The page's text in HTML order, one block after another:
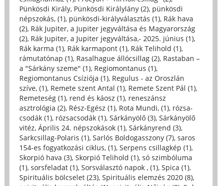
Pünkösdi Király, Pünkösdi Királylány (2), pünkösdi
népszokás, (1), pünkösdi-királyválasztás (1), Rák hava
(2), Rák Jupiter, a Jupiter jegyváltása és Magyarország
(2), Rák Jupiter, a Jupiter jegyváltása,- 2025. június (1),
Rák karma (1), Rák karmapont (1), Rák Telihold (1),
rámutatónap (1), Rasalhague állócsillag (2), Rastaban –
a "Sárkány szeme" (1), Regiomontanus (1),
Regiomontanus Csíziója (1), Regulus - az Oroszlán
szíve, (1), Remete szent Antal (1), Remete Szent Pál (1),
Remeteség (1), rend és káosz (1), reneszánsz
asztrológia (2), Rész-Egész (1), Rota Mundi, (1), rózsa-
csodák (1), rózsacsodák (1), Sárkányölő (3), Sárkányölő
vitéz, Április 24. népszokások (1), Sárkányrend (3),
Sarkcsillag-Polaris (1), Sarlós Boldogasszony (7), saros
154-es fogyatkozási ciklus, (1), Serpens csillagkép (1),
Skorpió hava (3), Skorpió Telihold (1), só szimbóluma
(1), sorsfeladat (1), Sorsválasztó napok , (1), Spica (1),
Spirituális bölcselet (23), Spirituális elemzés 2020 (8),